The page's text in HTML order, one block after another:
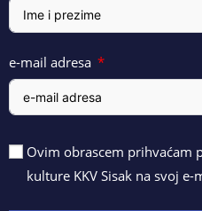
e-mail adresa
Ovim obrascem prihvaćam
kulture KKV Sisak na svoj e-